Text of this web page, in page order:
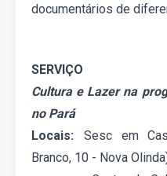
documentários de
SERVIÇO
Cultura e Lazer na
no Pará
Locais:
Sesc em
Branco, 10 - Nova